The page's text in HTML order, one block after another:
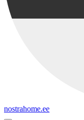
nostrahome.ee